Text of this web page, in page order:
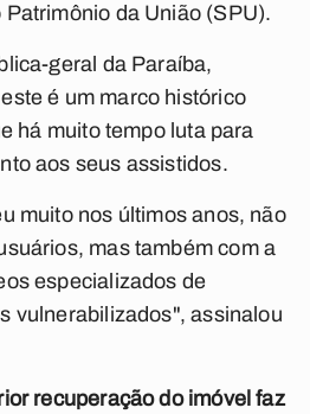
da União (SPU).
geral da Paraíba,
é um marco histórico
há muito tempo luta para
aos seus assistidos.
muito nos últimos anos, não
mas também com a
especializados de
vulnerabilizados", assinalou
recuperação do imóvel faz